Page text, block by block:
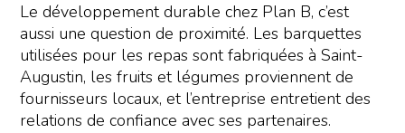
Le développement durable chez Plan B, c’est
aussi une question de proximité. Les barquettes
utilisées pour les repas sont fabriquées à Saint-
Augustin, les fruits et légumes proviennent de
fournisseurs locaux, et l’entreprise entretient des
relations de confiance avec ses partenaires.